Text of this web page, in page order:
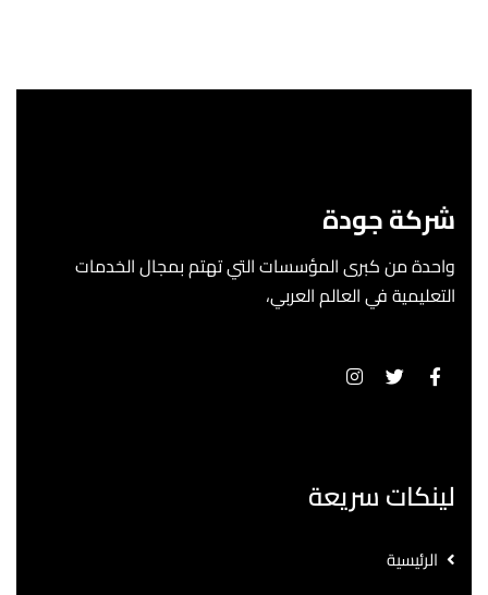
شركة جودة
واحدة من كبرى المؤسسات التي تهتم بمجال الخدمات
التعليمية في العالم العربي،
لينكات سريعة
الرئيسية